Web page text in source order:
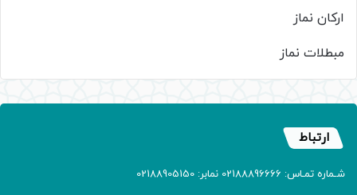
ارکان نماز
مبطلات نماز
ارتباط
شـماره تمـاس: 02188896666 نمابر: 02188905150